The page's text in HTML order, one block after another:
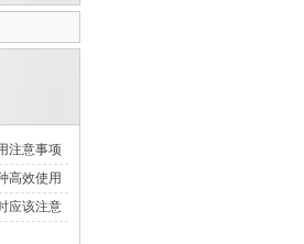
注意事项
高效使用
应该注意